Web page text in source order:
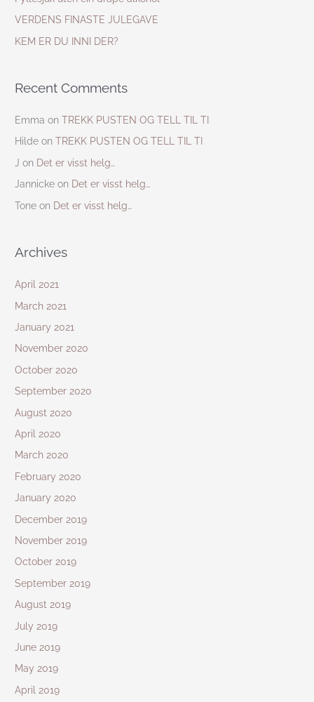
o
r
:
VERDENS FINASTE JULEGAVE
KEM ER DU INNI DER?
Recent Comments
Emma onTREKK PUSTEN OG TELL TIL TI
Hilde onTREKK PUSTEN OG TELL TIL TI
J on Det er visst helg…
Jannicke on Det er visst helg…
Tone on Det er visst helg…
Archives
April 2021
March 2021
January 2021
November 2020
October 2020
September 2020
August 2020
April 2020
March 2020
February 2020
January 2020
December 2019
November 2019
October 2019
September 2019
August 2019
July 2019
June 2019
May 2019
April 2019